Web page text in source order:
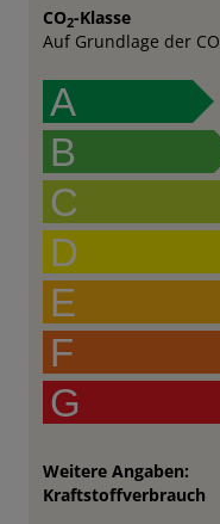
CO2-Klasse
Auf Grundlage der CO
A
B
C
D
E
F
G
Weitere Angaben:
Kraftstoffverbrauch